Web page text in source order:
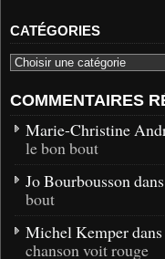
CATÉGORIES
COMMENTAIRES
Marie-Christine
le bon bout
Jo Bourbousson dans
bout
Michel Kemper dans
chanson voit rouge